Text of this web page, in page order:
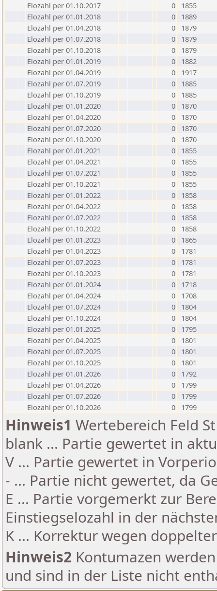
Elozahl per 01.10.2017
0
1855
Elozahl per 01.01.2018
0
1889
Elozahl per 01.04.2018
0
1879
Elozahl per 01.07.2018
0
1879
Elozahl per 01.10.2018
0
1879
Elozahl per 01.01.2019
0
1882
Elozahl per 01.04.2019
0
1917
Elozahl per 01.07.2019
0
1885
Elozahl per 01.10.2019
0
1885
Elozahl per 01.01.2020
0
1870
Elozahl per 01.04.2020
0
1870
Elozahl per 01.07.2020
0
1870
Elozahl per 01.10.2020
0
1870
Elozahl per 01.01.2021
0
1855
Elozahl per 01.04.2021
0
1855
Elozahl per 01.07.2021
0
1855
Elozahl per 01.10.2021
0
1855
Elozahl per 01.01.2022
0
1858
Elozahl per 01.04.2022
0
1858
Elozahl per 01.07.2022
0
1858
Elozahl per 01.10.2022
0
1858
Elozahl per 01.01.2023
0
1865
Elozahl per 01.04.2023
0
1781
Elozahl per 01.07.2023
0
1781
Elozahl per 01.10.2023
0
1781
Elozahl per 01.01.2024
0
1718
Elozahl per 01.04.2024
0
1708
Elozahl per 01.07.2024
0
1804
Elozahl per 01.10.2024
0
1804
Elozahl per 01.01.2025
0
1795
Elozahl per 01.04.2025
0
1801
Elozahl per 01.07.2025
0
1801
Elozahl per 01.10.2025
0
1801
Elozahl per 01.01.2026
0
1792
Elozahl per 01.04.2026
0
1799
Elozahl per 01.07.2026
0
1799
Elozahl per 01.10.2026
0 1799
Hinweis1 Wertebereich Feld
blank ... Partie gewertet in
V ... Partie gewertet in
- ... Partie nicht gewertet, da
E ... Partie vorgemerkt zur
Einstiegselozahl in der
K ... Korrektur wegen
Hinweis2 Kontumazen
und sind in der Liste nicht